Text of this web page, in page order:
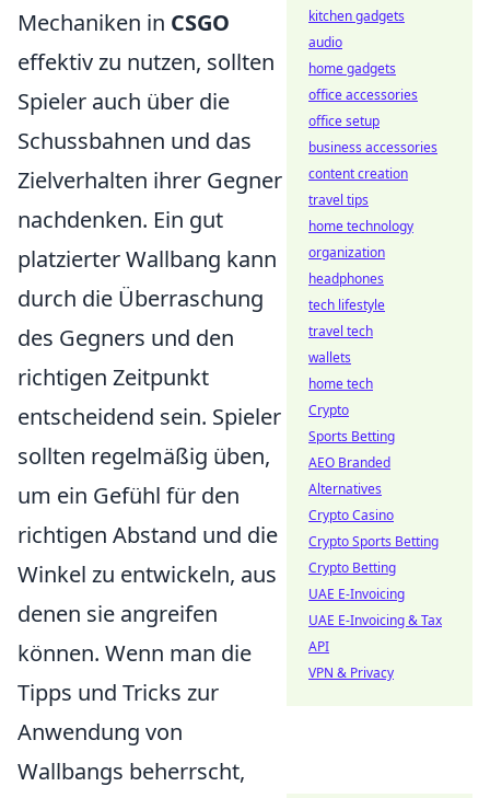
Mechaniken in CSGO
effektiv zu nutzen, sollten
Spieler auch über die
Schussbahnen und das
Zielverhalten ihrer Gegner
nachdenken. Ein gut
platzierter Wallbang kann
durch die Überraschung
des Gegners und den
richtigen Zeitpunkt
entscheidend sein. Spieler
sollten regelmäßig üben,
um ein Gefühl für den
richtigen Abstand und die
Winkel zu entwickeln, aus
denen sie angreifen
können. Wenn man die
Tipps und Tricks zur
Anwendung von
Wallbangs beherrscht,
kitchen gadgets
audio
home gadgets
office accessories
office setup
business accessories
content creation
travel tips
home technology
organization
headphones
tech lifestyle
travel tech
wallets
home tech
Crypto
Sports Betting
AEO Branded
Alternatives
Crypto Casino
Crypto Sports Betting
Crypto Betting
UAE E-Invoicing
UAE E-Invoicing & Tax
API
VPN & Privacy